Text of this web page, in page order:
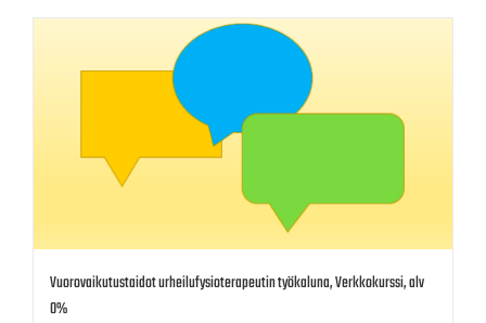
Vuorovaikutustaidot urheilufysioterapeutin työkaluna, Verkkokurssi, alv
0%